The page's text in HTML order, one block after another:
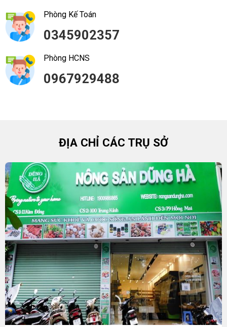
Phòng Kế Toán
0345902357
Phòng HCNS
0967929488
ĐỊA CHỈ CÁC TRỤ SỞ